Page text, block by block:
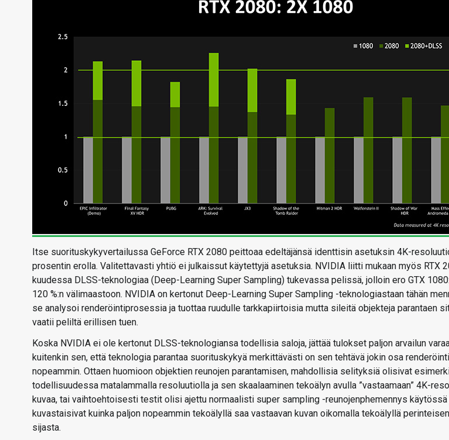
Itse suorituskykyvertailussa GeForce RTX 2080 peittoaa edeltäjänsä identtisin asetuksin 4K-
prosentin erolla. Valitettavasti yhtiö ei julkaissut käytettyjä asetuksia. NVIDIA liitti mukaan myös RTX
kuudessa DLSS-teknologiaa (Deep-Learning Super Sampling) tukevassa pelissä, jolloin ero GTX
120 %:n välimaastoon. NVIDIA on kertonut Deep-Learning Super Sampling -teknologiastaan tähän
se analysoi renderöintiprosessia ja tuottaa ruudulle tarkkapiirtoisia mutta sileitä objekteja parantaen
vaatii peliltä erillisen tuen.
Koska NVIDIA ei ole kertonut DLSS-teknologiansa todellisia saloja, jättää tulokset paljon arvailun
kuitenkin sen, että teknologia parantaa suorituskykyä merkittävästi on sen tehtävä jokin osa
nopeammin. Ottaen huomioon objektien reunojen parantamisen, mahdollisia selityksiä olisivat
todellisuudessa matalammalla resoluutiolla ja sen skaalaaminen tekoälyn avulla ”vastaamaan” 4K-
kuvaa, tai vaihtoehtoisesti testit olisi ajettu normaalisti super sampling -reunojenphemennys
kuvastaisivat kuinka paljon nopeammin tekoälyllä saa vastaavan kuvan oikomalla tekoälyllä
sijasta.